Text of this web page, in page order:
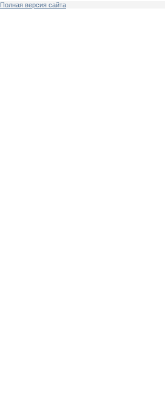
Полная версия сайта